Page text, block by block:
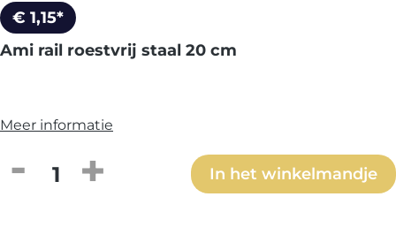
€ 1,15*
Ami rail roestvrij staal 20 cm
Meer informatie
Producthoeveelheid: Voer deIn het winkelmandje